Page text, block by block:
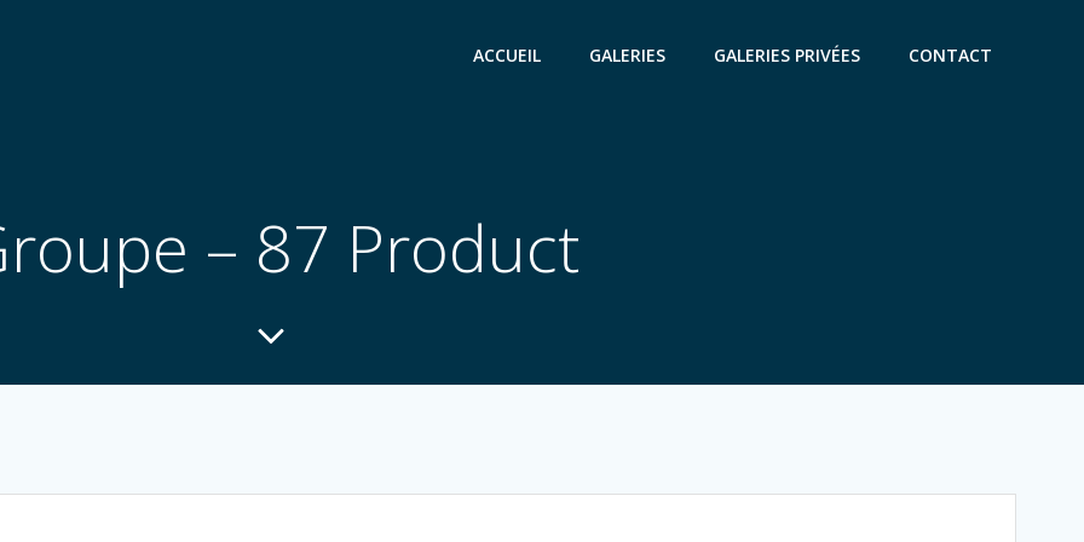
ACCUEIL GALERIES GALERIES PRIVÉES CONTACT
– 87 Product